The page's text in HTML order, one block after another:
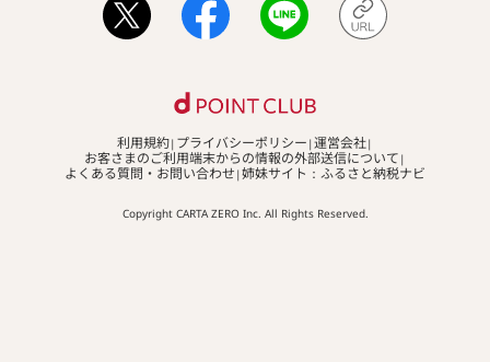
利用規約 プライバシーポリシー 運営会社
お客さまのご利用端末からの情報の外部送信について
よくある質問・お問い合わせ 姉妹サイト：ふるさと納税ナビ
Copyright CARTA ZERO Inc. All Rights Reserved.